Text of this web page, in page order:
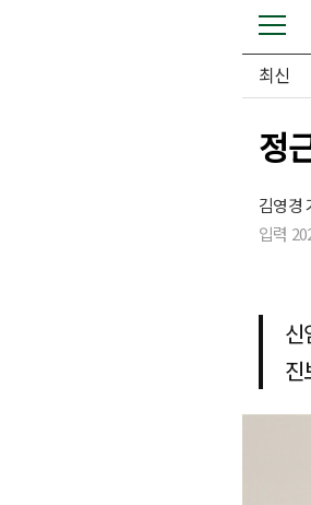
최신
정
김영경
입력
신
진